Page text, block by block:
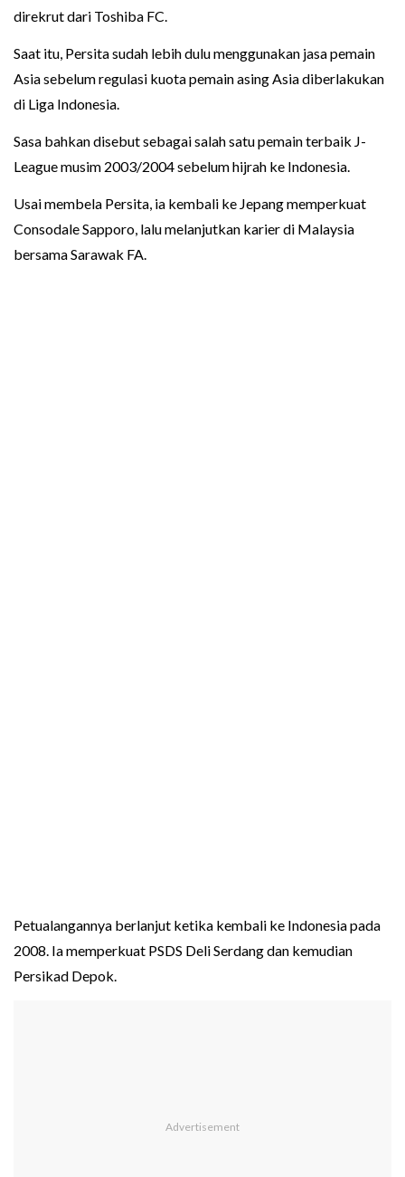
direkrut dari Toshiba FC.
Saat itu, Persita sudah lebih dulu menggunakan jasa pemain
Asia sebelum regulasi kuota pemain asing Asia diberlakukan
di Liga Indonesia.
Sasa bahkan disebut sebagai salah satu pemain terbaik J-
League musim 2003/2004 sebelum hijrah ke Indonesia.
Usai membela Persita, ia kembali ke Jepang memperkuat
Consodale Sapporo, lalu melanjutkan karier di Malaysia
bersama Sarawak FA.
Petualangannya berlanjut ketika kembali ke Indonesia pada
2008. Ia memperkuat PSDS Deli Serdang dan kemudian
Persikad Depok.